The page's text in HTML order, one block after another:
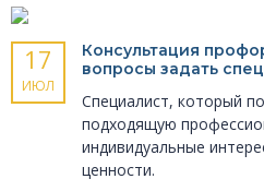
17
ИЮЛ
Консультация
вопросы задать
Специалист, который
подходящую
индивидуальные
ценности.